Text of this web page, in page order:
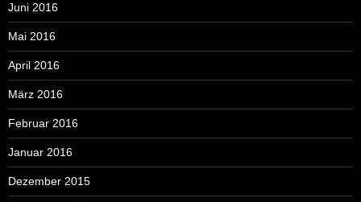
Juni 2016
Mai 2016
April 2016
März 2016
Februar 2016
Januar 2016
Dezember 2015